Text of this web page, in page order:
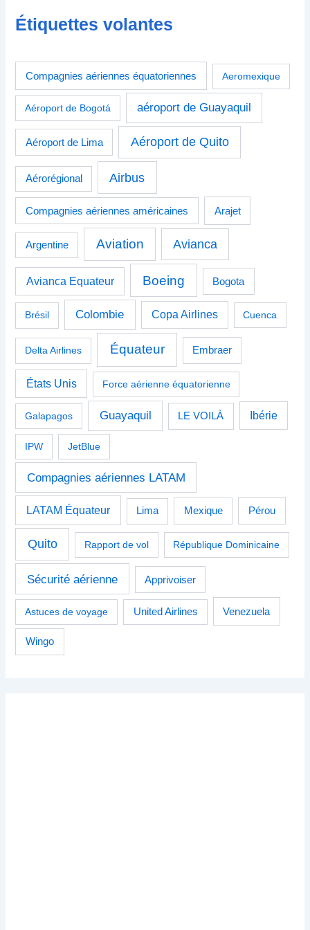
Étiquettes volantes
Compagnies aériennes équatoriennes Aeromexique
Aéroport de Bogotá aéroport de Guayaquil
Aéroport de Lima Aéroport de Quito
Aérorégional Airbus
Compagnies aériennes américaines Arajet
Argentine Aviation Avianca
Avianca Equateur Boeing Bogota
Brésil Colombie Copa Airlines Cuenca
Delta Airlines Équateur Embraer
États Unis Force aérienne équatorienne
Galapagos Guayaquil LE VOILÀ Ibérie
IPW JetBlue
Compagnies aériennes LATAM
LATAM Équateur Lima Mexique Pérou
Quito Rapport de vol République Dominicaine
Sécurité aérienne Apprivoiser
Astuces de voyage United Airlines Venezuela
Wingo